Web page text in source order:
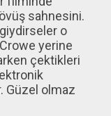
sahnesini.
o
yerine
çektikleri
Güzel olmaz